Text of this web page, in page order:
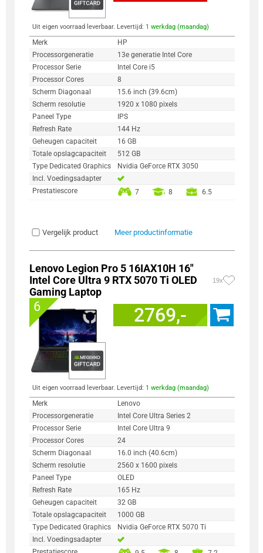
Uit eigen voorraad leverbaar. Levertijd: 1 werkdag (maandag)
Merk
HP
Processorgeneratie
13e generatie Intel Core
Processor Serie
Intel Core i5
Processor Cores
8
Scherm Diagonaal
15.6 inch (39.6cm)
Scherm resolutie
1920 x 1080 pixels
Paneel Type
IPS
Refresh Rate
144 Hz
Geheugen capaciteit
16 GB
Totale opslagcapaciteit
512 GB
Type Dedicated Graphics
Nvidia GeForce RTX 3050
Incl. Voedingsadapter
Prestatiescore
7 8 6.5
Vergelijk product Meer productinformatie
Lenovo Legion Pro 5 16IAX10H 16"
Intel Core Ultra 9 RTX 5070 Ti OLED
Gaming Laptop
19x
6 2769,-
Uit eigen voorraad leverbaar. Levertijd: 1 werkdag (maandag)
Merk
Lenovo
Processorgeneratie
Intel Core Ultra Series 2
Processor Serie
Intel Core Ultra 9
Processor Cores
24
Scherm Diagonaal
16.0 inch (40.6cm)
Scherm resolutie
2560 x 1600 pixels
Paneel Type
OLED
Refresh Rate
165 Hz
Geheugen capaciteit
32 GB
Totale opslagcapaciteit
1000 GB
Type Dedicated Graphics
Nvidia GeForce RTX 5070 Ti
Incl. Voedingsadapter